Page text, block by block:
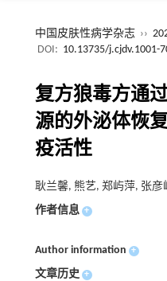
中国皮肤性病学杂志 ››
DOI: 10.13735/j.cjdv.1001-
复方狼毒方通
源的外泌体恢
疫活性
耿兰馨, 熊艺, 郑屿萍, 张彦
作者信息 +
Author information +
文章历史 +